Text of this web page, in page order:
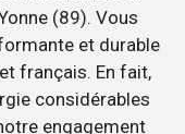
(89). Vous
et durable
français. En fait,
considérables
engagement